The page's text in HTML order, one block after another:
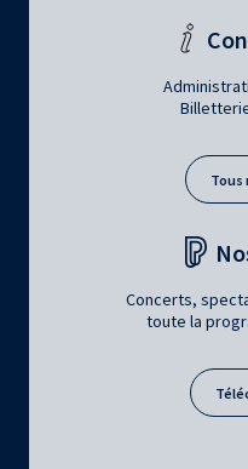
Tous
Concerts,
toute la